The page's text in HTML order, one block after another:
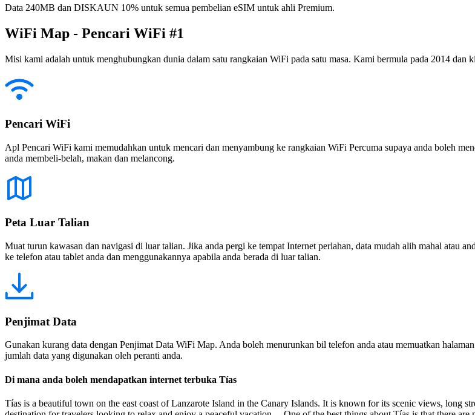
Data 240MB dan DISKAUN 10% untuk semua pembelian eSIM untuk ahli Premium.
WiFi Map - Pencari WiFi #1
Misi kami adalah untuk menghubungkan dunia dalam satu rangkaian WiFi pada satu masa. Kami bermula pada 2014 dan
Pencari WiFi
Apl Pencari WiFi kami memudahkan untuk mencari dan menyambung ke rangkaian WiFi Percuma supaya anda boleh
anda membeli-belah, makan dan melancong.
Peta Luar Talian
Muat turun kawasan dan navigasi di luar talian. Jika anda pergi ke tempat Internet perlahan, data mudah alih mahal atau
ke telefon atau tablet anda dan menggunakannya apabila anda berada di luar talian.
Penjimat Data
Gunakan kurang data dengan Penjimat Data WiFi Map. Anda boleh menurunkan bil telefon anda atau memuatkan
jumlah data yang digunakan oleh peranti anda.
Di mana anda boleh mendapatkan internet terbuka Tías
Tías is a beautiful town on the east coast of Lanzarote Island in the Canary Islands. It is known for its scenic views, long